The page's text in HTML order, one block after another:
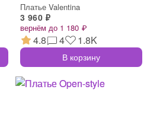
Платье Valentina
3 960 ₽
вернём до 1 180 ₽
4.8 4 1.8K
В корзину